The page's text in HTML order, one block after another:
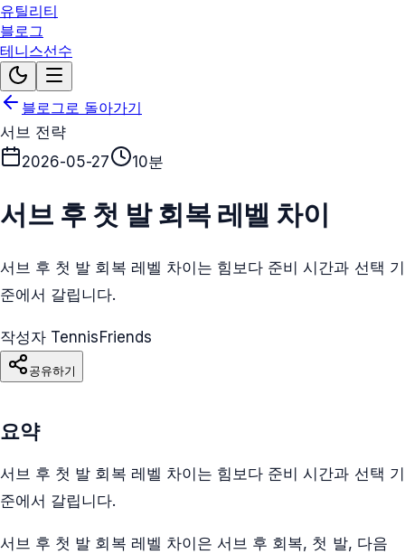
유틸리티
블로그
테니스선수
블로그로 돌아가기
서브 전략
2026-05-27
10분
서브 후 첫 발 회복 레벨 차이
서브 후 첫 발 회복 레벨 차이는 힘보다 준비 시간과 선택 기
준에서 갈립니다.
작성자 TennisFriends
공유하기
요약
서브 후 첫 발 회복 레벨 차이는 힘보다 준비 시간과 선택 기
준에서 갈립니다.
서브 후 첫 발 회복 레벨 차이은 서브 후 회복, 첫 발, 다음